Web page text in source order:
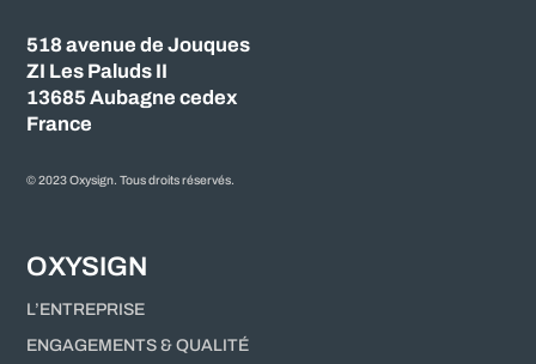
518 avenue de Jouques
ZI Les Paluds II
13685 Aubagne cedex
France
© 2023 Oxysign. Tous droits réservés.
OXYSIGN
L’ENTREPRISE
ENGAGEMENTS & QUALITÉ